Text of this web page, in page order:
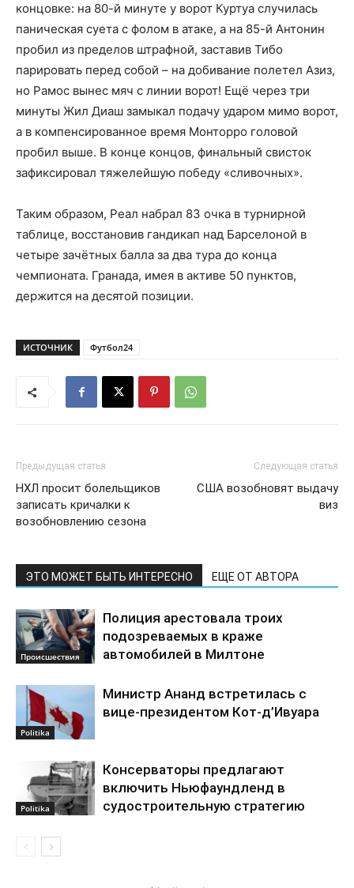
концовке: на 80-й минуте у ворот Куртуа случилась
паническая суета с фолом в атаке, а на 85-й Антонин
пробил из пределов штрафной, заставив Тибо
парировать перед собой – на добивание полетел Азиз,
но Рамос вынес мяч с линии ворот! Ещё через три
минуты Жил Диаш замыкал подачу ударом мимо ворот,
а в компенсированное время Монторро головой
пробил выше. В конце концов, финальный свисток
зафиксировал тяжелейшую победу «сливочных».
Таким образом, Реал набрал 83 очка в турнирной
таблице, восстановив гандикап над Барселоной в
четыре зачётных балла за два тура до конца
чемпионата. Гранада, имея в активе 50 пунктов,
держится на десятой позиции.
ИСТОЧНИК Футбол24
Предыдущая статья
НХЛ просит болельщиков
записать кричалки к
возобновлению сезона
Следующая статья
США возобновят выдачу
виз
ЭТО МОЖЕТ БЫТЬ ИНТЕРЕСНО ЕЩЕ ОТ АВТОРА
Происшествия
Полиция арестовала троих
подозреваемых в краже
автомобилей в Милтоне
Politika
Министр Ананд встретилась с
вице-президентом Кот-д’Ивуара
Politika
Консерваторы предлагают
включить Ньюфаундленд в
судостроительную стратегию